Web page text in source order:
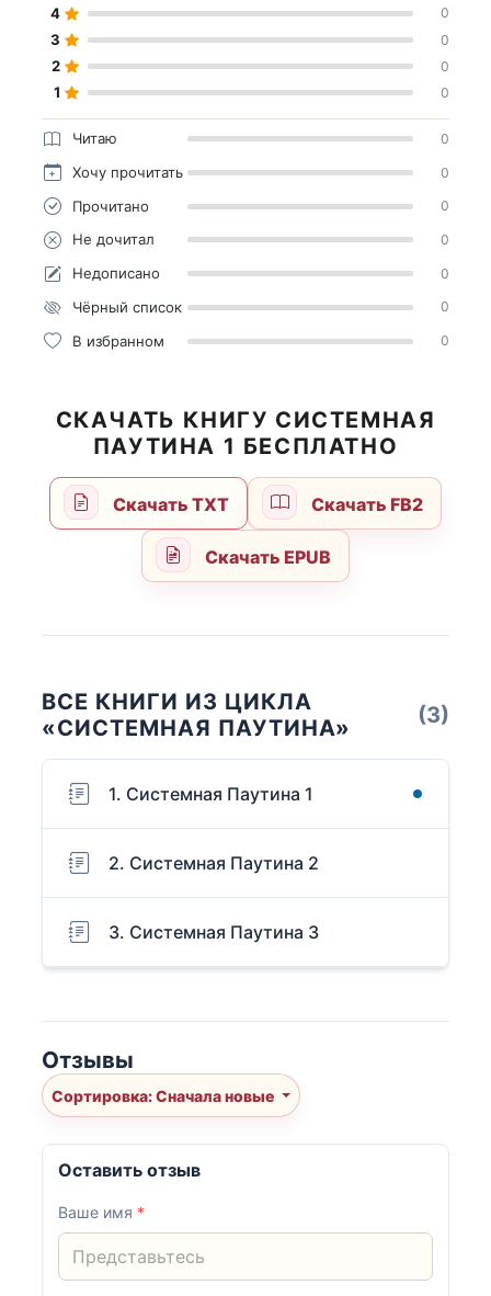
4 0
3 0
2 0
1 0
Читаю 0
Хочу прочитать 0
Прочитано 0
Не дочитал 0
Недописано 0
Чёрный список 0
В избранном 0
СКАЧАТЬ КНИГУ СИСТЕМНАЯ
ПАУТИНА 1 БЕСПЛАТНО
Скачать TXT Скачать FB2
Скачать EPUB
ВСЕ КНИГИ ИЗ ЦИКЛА
«СИСТЕМНАЯ ПАУТИНА»
(3)
1. Системная Паутина 1
2. Системная Паутина 2
3. Системная Паутина 3
Отзывы
Сортировка: Сначала новые
Оставить отзыв
Ваше имя *